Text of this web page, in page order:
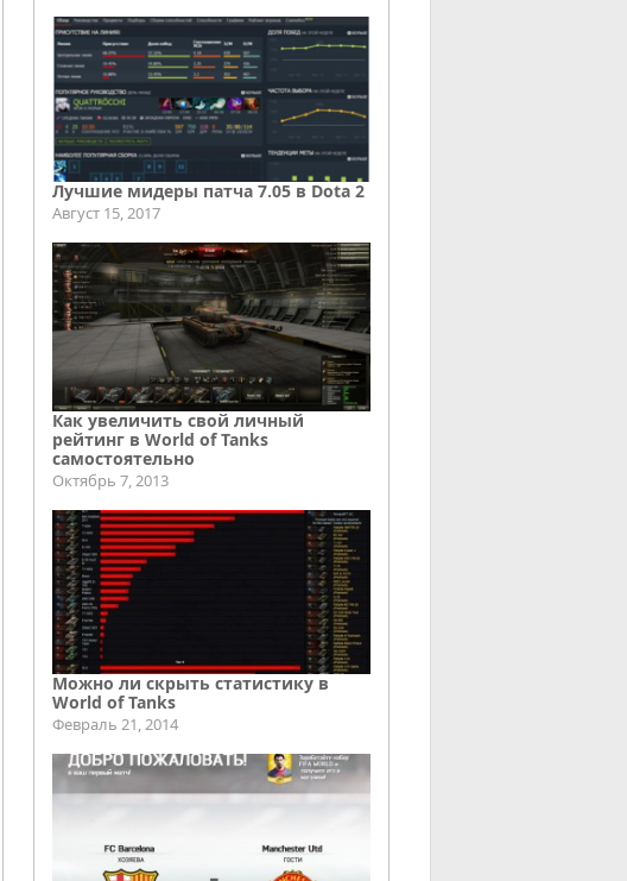
Лучшие мидеры патча 7.05 в Dota 2
Август 15, 2017
Как увеличить свой личный
рейтинг в World of Tanks
самостоятельно
Октябрь 7, 2013
Можно ли скрыть статистику в
World of Tanks
Февраль 21, 2014